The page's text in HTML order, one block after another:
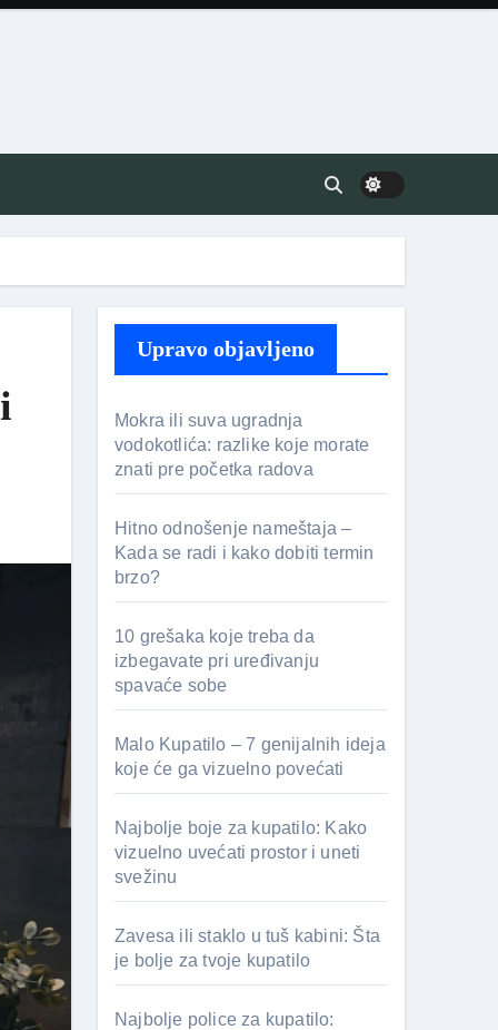
Upravo objavljeno
Mokra ili suva ugradnja
vodokotlića: razlike koje morate
znati pre početka radova
Hitno odnošenje nameštaja –
Kada se radi i kako dobiti termin
brzo?
10 grešaka koje treba da
izbegavate pri uređivanju
spavaće sobe
Malo Kupatilo – 7 genijalnih ideja
koje će ga vizuelno povećati
Najbolje boje za kupatilo: Kako
vizuelno uvećati prostor i uneti
svežinu
Zavesa ili staklo u tuš kabini: Šta
je bolje za tvoje kupatilo
Najbolje police za kupatilo: